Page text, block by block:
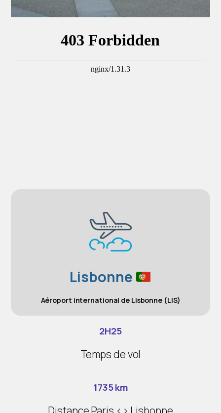
Lisbonne
Aéroport international de Lisbonne (LIS)
2H25
Temps de vol
1735 km